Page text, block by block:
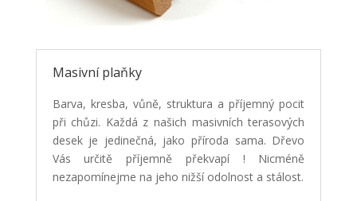
Masivní plaňky
Barva, kresba, vůně, struktura a příjemný pocit
při chůzi. Každá z našich masivních terasových
desek je jedinečná, jako příroda sama. Dřevo
Vás určitě příjemně překvapí ! Nicméně
nezapomínejme na jeho nižší odolnost a stálost.